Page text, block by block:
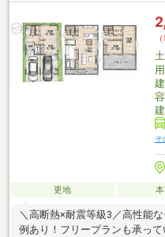
そ
更地
＼高断熱×耐震等級3／高性能
例あり！フリープランも承って